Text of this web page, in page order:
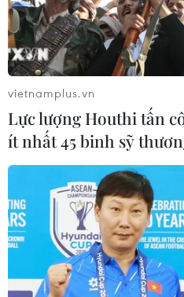
vietnamplus.vn
Lực lượng Houthi tấn
ít nhất 45 binh sỹ